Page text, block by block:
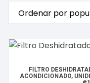
FILTRO
ACONDICIONADO,